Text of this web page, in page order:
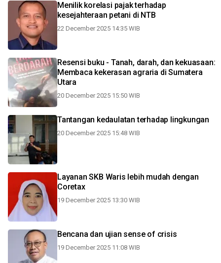
Menilik korelasi pajak terhadap
kesejahteraan petani di NTB
22 December 2025 14:35 WIB
Resensi buku - Tanah, darah, dan kekuasaan:
Membaca kekerasan agraria di Sumatera
Utara
20 December 2025 15:50 WIB
Tantangan kedaulatan terhadap lingkungan
20 December 2025 15:48 WIB
Layanan SKB Waris lebih mudah dengan
Coretax
19 December 2025 13:30 WIB
Bencana dan ujian sense of crisis
19 December 2025 11:08 WIB